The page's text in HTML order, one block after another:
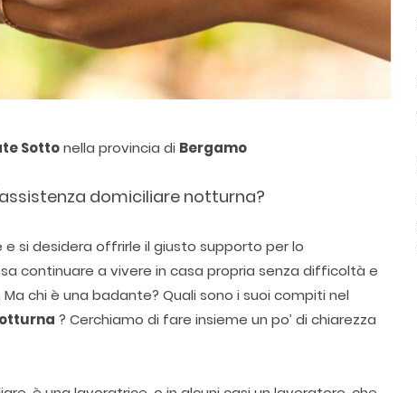
Sottonella provincia di Bergamo
domiciliare notturna?
e si desidera offrirle il giusto supporto per lo
continuare a vivere in casa propria senza difficoltà e
chi è una badante? Quali sono i suoi compiti nel
? Cerchiamo di fare insieme un po’ di chiarezza